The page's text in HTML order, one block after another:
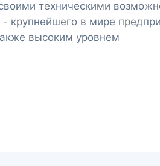
техническими
крупнейшего в мире
высоким уровнем